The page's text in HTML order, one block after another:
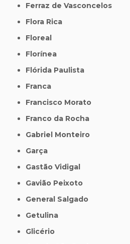
Ferraz de Vasconcelos
Flora Rica
Floreal
Florínea
Flórida Paulista
Franca
Francisco Morato
Franco da Rocha
Gabriel Monteiro
Garça
Gastão Vidigal
Gavião Peixoto
General Salgado
Getulina
Glicério